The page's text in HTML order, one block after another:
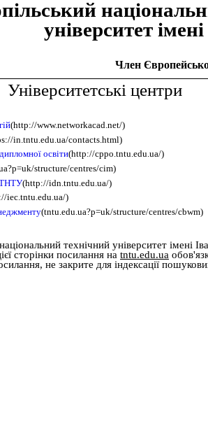
унiверситет
Член
Університетські центри
(http://www.networkacad.net/)
in.tntu.edu.ua/contacts.html)
освіти(http://cppo.tntu.edu.ua/)
structure/centres/cim)
ТНТУ(http://idn.tntu.edu.ua/)
iec.tntu.edu.ua/)
(tntu.edu.ua?p=uk/structure/centres/cbwm)
технічний університет імені
сторінки посилання на tntu.edu.ua
не закрите для індексації